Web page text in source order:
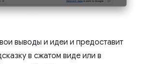
выводы и идеи и предоставит
в сжатом виде или в